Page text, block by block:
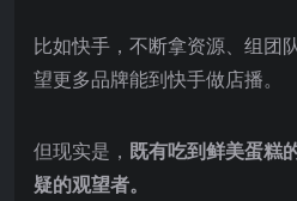
比如快手，不断拿资源、组团
望更多品牌能到快手做店播。
但现实是， 既有吃到鲜美蛋糕
疑的观望者。